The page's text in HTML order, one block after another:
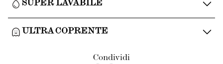
SUPER LAVABILE
ULTRA COPRENTE
Condividi